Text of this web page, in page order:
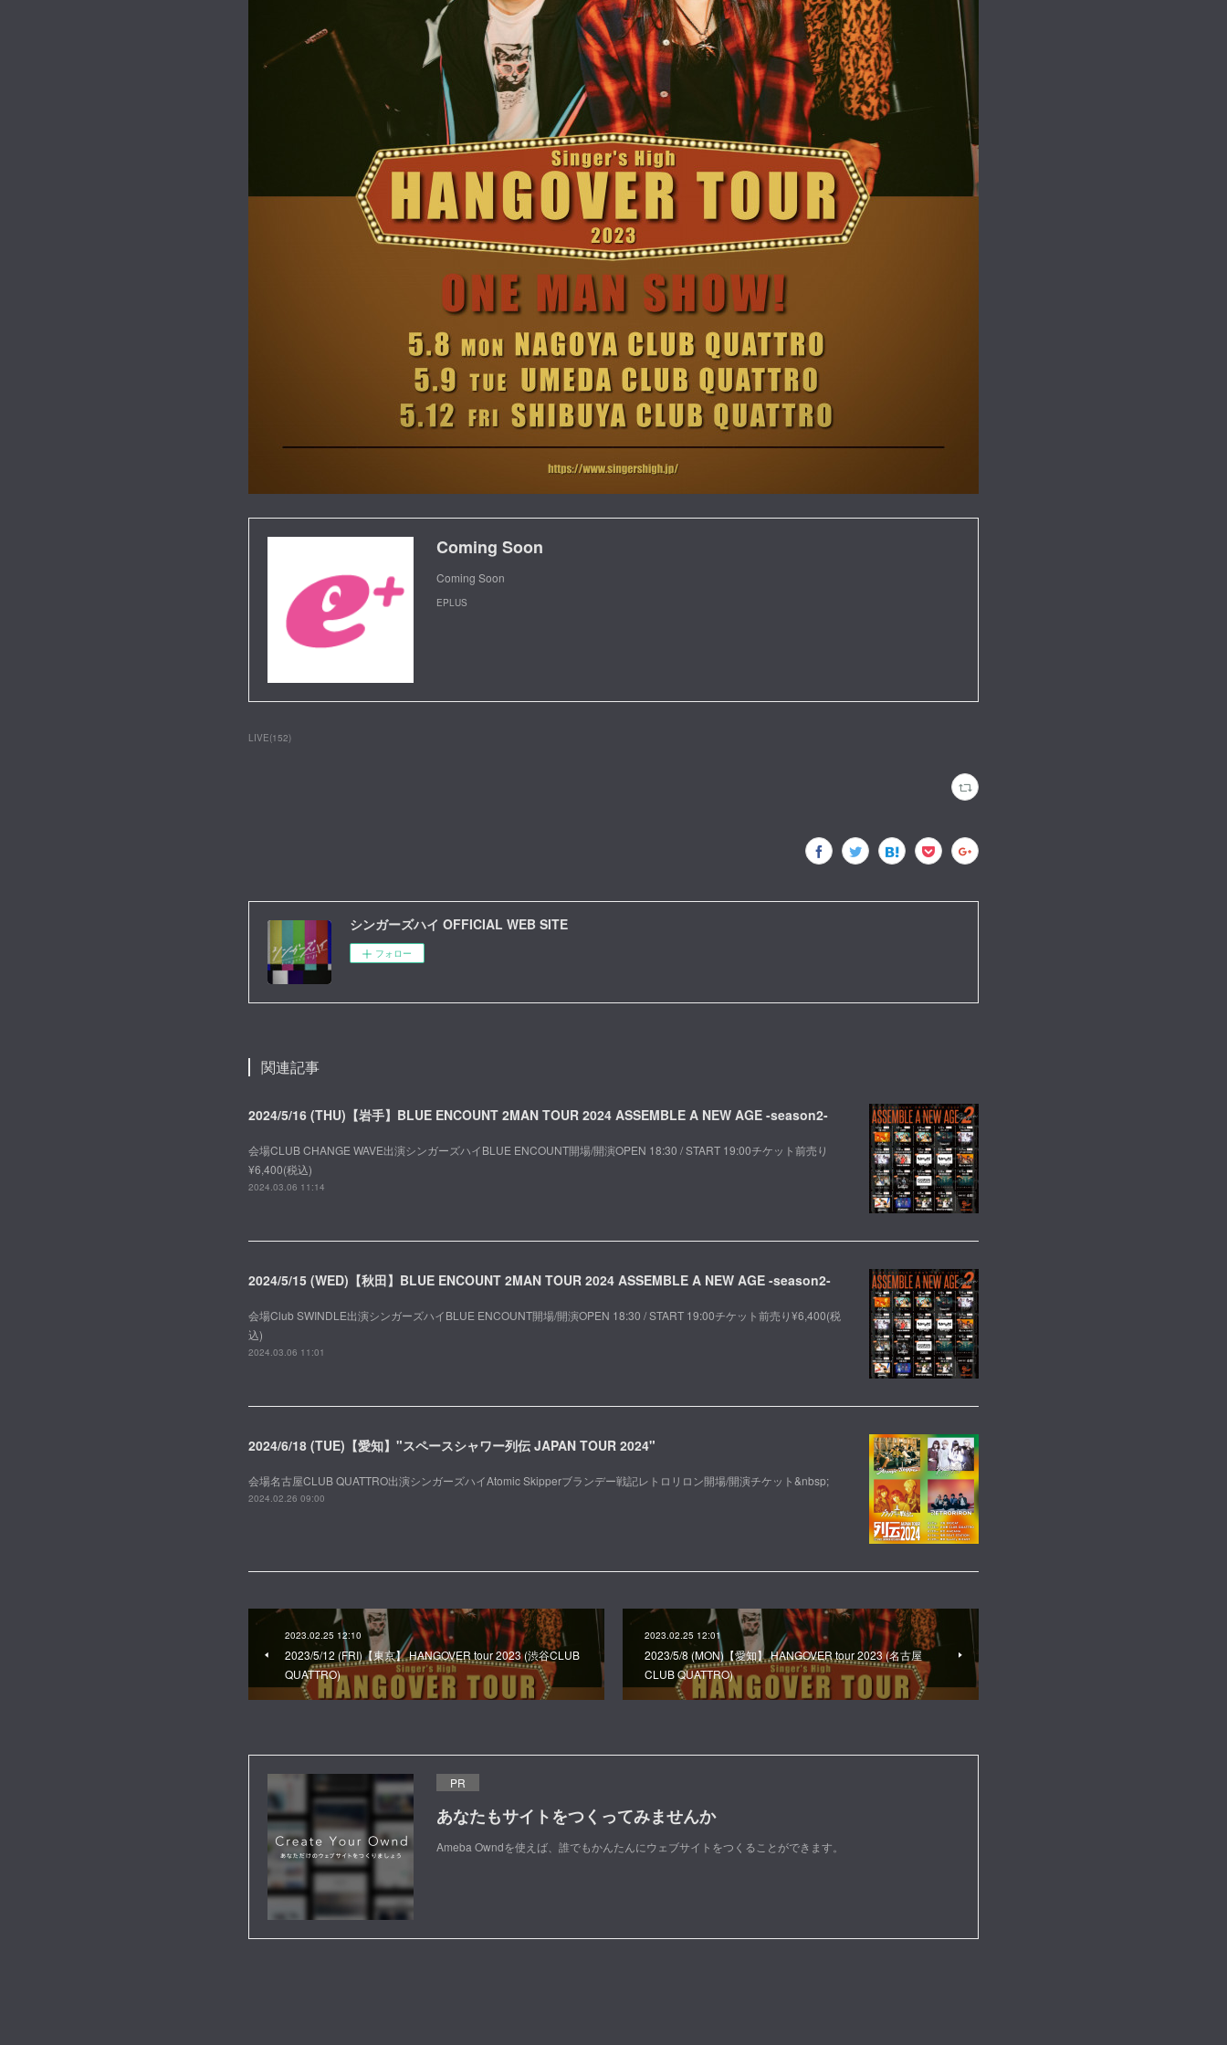
Coming Soon
Coming Soon
EPLUS
LIVE(152)
シンガーズハイ OFFICIAL WEB SITE
フォロー
関連記事
2024/5/16 (THU)【岩手】BLUE ENCOUNT 2MAN TOUR 2024 ASSEMBLE A NEW AGE -season2-
会場CLUB CHANGE WAVE出演シンガーズハイBLUE ENCOUNT開場/開演OPEN 18:30 / START 19:00チケット前売り
¥6,400(税込)
2024.03.06 11:14
2024/5/15 (WED)【秋田】BLUE ENCOUNT 2MAN TOUR 2024 ASSEMBLE A NEW AGE -season2-
会場Club SWINDLE出演シンガーズハイBLUE ENCOUNT開場/開演OPEN 18:30 / START 19:00チケット前売り¥6,400(税
込)
2024.03.06 11:01
2024/6/18 (TUE)【愛知】"スペースシャワー列伝 JAPAN TOUR 2024"
会場名古屋CLUB QUATTRO出演シンガーズハイAtomic Skipperブランデー戦記レトロリロン開場/開演チケット&nbsp;
2024.02.26 09:00
2023.02.25 12:10
2023/5/12 (FRI)【東京】 HANGOVER tour 2023 (渋谷CLUB
QUATTRO)
2023.02.25 12:01
2023/5/8 (MON)【愛知】 HANGOVER tour 2023 (名古屋
CLUB QUATTRO)
PR
あなたもサイトをつくってみませんか
Ameba Owndを使えば、誰でもかんたんにウェブサイトをつくることができます。